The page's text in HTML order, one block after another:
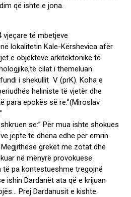
që ishte e jona.
vjeçare të mbetjeve
lokalitetin Kale-Kërshevica afër
e objekteve arkitektonike të
cilat i themeluan
i shekullit V (prK). Koha e
heliniste të vjetër dhe
para epokës së re.”(Miroslav
se:” Për mua ishte shokues
jepte të dhëna edhe për emrin
grekët me zotat dhe
në mënyrë provokuese
të pa kontestueshme tregojnë
ishin Dardanët ata që e krijuan
Prej Dardanusit e kishte